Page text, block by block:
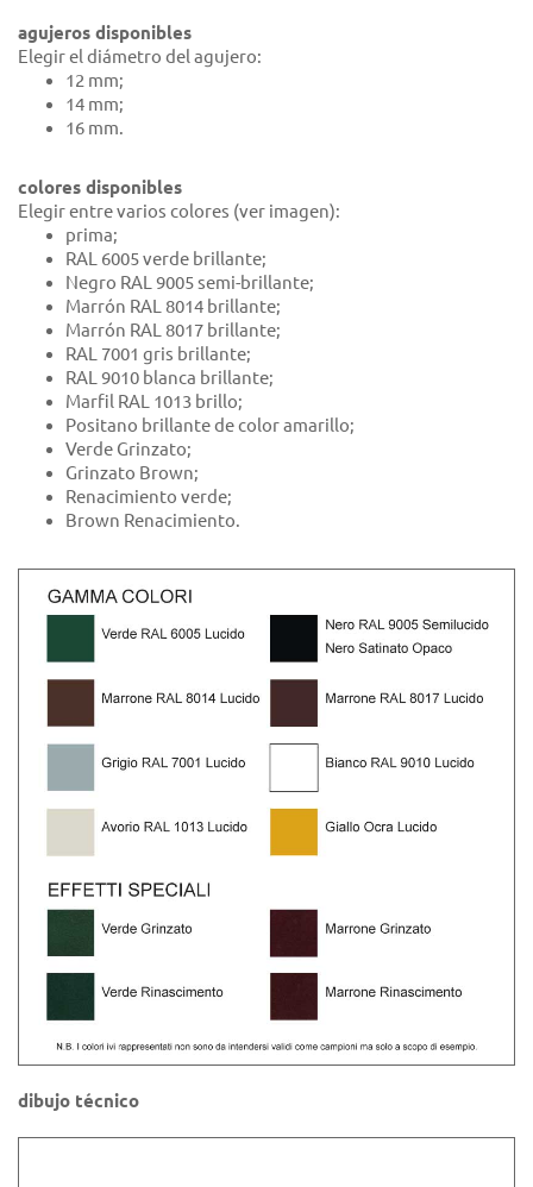
agujeros disponibles
Elegir el diámetro del agujero:
12 mm;
14 mm;
16 mm.
colores disponibles
Elegir entre varios colores (ver imagen):
prima;
RAL 6005 verde brillante;
Negro RAL 9005 semi-brillante;
Marrón RAL 8014 brillante;
Marrón RAL 8017 brillante;
RAL 7001 gris brillante;
RAL 9010 blanca brillante;
Marfil RAL 1013 brillo;
Positano brillante de color amarillo;
Verde Grinzato;
Grinzato Brown;
Renacimiento verde;
Brown Renacimiento.
dibujo técnico